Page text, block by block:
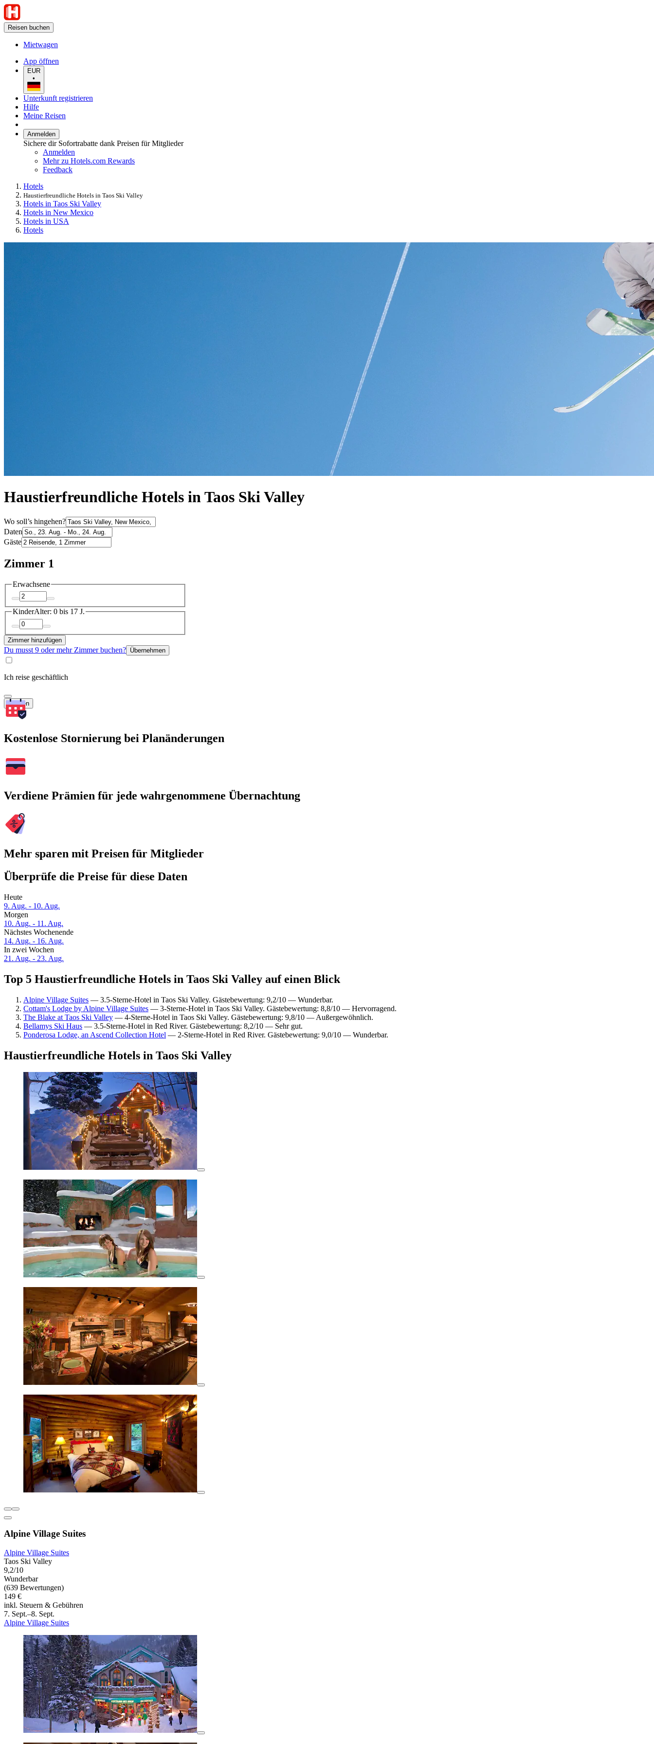
Reisen buchen
Mietwagen
App öffnen
EUR
•
Unterkunft registrieren
Hilfe
Meine Reisen
Anmelden
Sichere dir Sofortrabatte dank Preisen für Mitglieder
Anmelden
Mehr zu Hotels.com Rewards
Feedback
Hotels
Haustierfreundliche Hotels in Taos Ski Valley
Hotels in Taos Ski Valley
Hotels in New Mexico
Hotels in USA
Hotels
Haustierfreundliche Hotels in Taos Ski Valley
Wo soll’s hingehen?
Daten
Gäste
Zimmer 1
Erwachsene
KinderAlter: 0 bis 17 J.
Zimmer hinzufügen
Du musst 9 oder mehr Zimmer buchen? Übernehmen
Ich reise geschäftlich
Suchen
Kostenlose Stornierung bei Planänderungen
Verdiene Prämien für jede wahrgenommene Übernachtung
Mehr sparen mit Preisen für Mitglieder
Überprüfe die Preise für diese Daten
Heute
9. Aug. - 10. Aug.
Morgen
10. Aug. - 11. Aug.
Nächstes Wochenende
14. Aug. - 16. Aug.
In zwei Wochen
21. Aug. - 23. Aug.
Top 5 Haustierfreundliche Hotels in Taos Ski Valley auf einen Blick
Alpine Village Suites — 3.5-Sterne-Hotel in Taos Ski Valley. Gästebewertung: 9,2/10 — Wunderbar.
Cottam's Lodge by Alpine Village Suites — 3-Sterne-Hotel in Taos Ski Valley. Gästebewertung: 8,8/10 — Hervorragend.
The Blake at Taos Ski Valley — 4-Sterne-Hotel in Taos Ski Valley. Gästebewertung: 9,8/10 — Außergewöhnlich.
Bellamys Ski Haus — 3.5-Sterne-Hotel in Red River. Gästebewertung: 8,2/10 — Sehr gut.
Ponderosa Lodge, an Ascend Collection Hotel — 2-Sterne-Hotel in Red River. Gästebewertung: 9,0/10 — Wunderbar.
Haustierfreundliche Hotels in Taos Ski Valley
Alpine Village Suites
Alpine Village Suites
Taos Ski Valley
9,2/10
Wunderbar
(639 Bewertungen)
149 €
inkl. Steuern & Gebühren
7. Sept.–8. Sept.
Alpine Village Suites